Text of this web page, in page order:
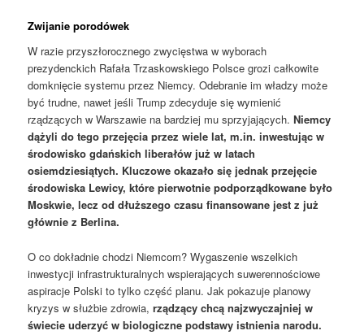
Zwijanie porodówek
W razie przyszłorocznego zwycięstwa w wyborach
prezydenckich Rafała Trzaskowskiego Polsce grozi całkowite
domknięcie systemu przez Niemcy. Odebranie im władzy może
być trudne, nawet jeśli Trump zdecyduje się wymienić
rządzących w Warszawie na bardziej mu sprzyjających.Niemcy
dążyli do tego przejęcia przez wiele lat, m.in. inwestując w
środowisko gdańskich liberałów już w latach
osiemdziesiątych. Kluczowe okazało się jednak przejęcie
środowiska Lewicy, które pierwotnie podporządkowane było
Moskwie, lecz od dłuższego czasu finansowane jest z już
głównie z Berlina.
O co dokładnie chodzi Niemcom? Wygaszenie wszelkich
inwestycji infrastrukturalnych wspierających suwerennościowe
aspiracje Polski to tylko część planu. Jak pokazuje planowy
kryzys w służbie zdrowia,rządzący chcą najzwyczajniej w
świecie uderzyć w biologiczne podstawy istnienia narodu.